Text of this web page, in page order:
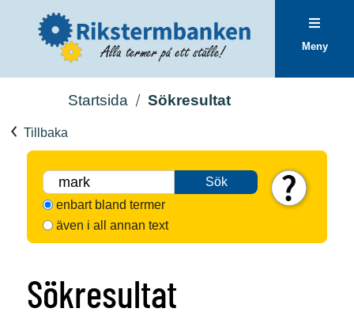
Meny
Startsida Sökresultat
Tillbaka
Sök
enbart bland termer
även i all annan text
Sökresultat